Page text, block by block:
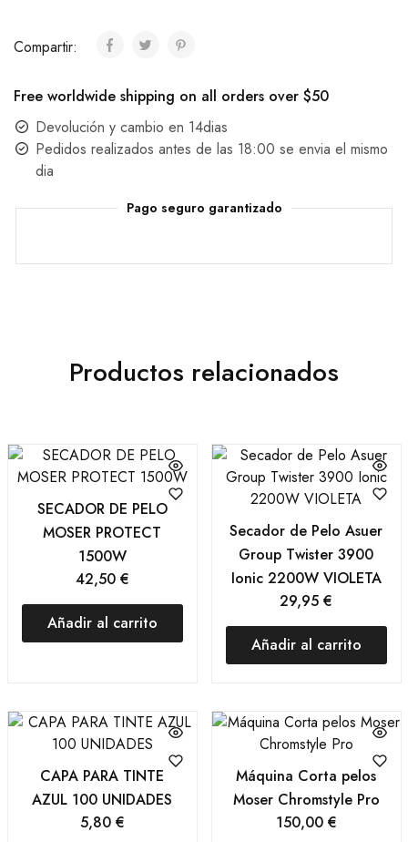
Compartir:
Free worldwide shipping on all orders over $50
Devolución y cambio en 14dias
Pedidos realizados antes de las 18:00 se envia el mismo
dia
Pago seguro garantizado
Productos relacionados
SECADOR DE PELO
MOSER PROTECT
1500W
42,50 €
Añadir al carrito
Secador de Pelo Asuer
Group Twister 3900
Ionic 2200W VIOLETA
29,95 €
Añadir al carrito
CAPA PARA TINTE
AZUL 100 UNIDADES
5,80 €
Máquina Corta pelos
Moser Chromstyle Pro
150,00 €